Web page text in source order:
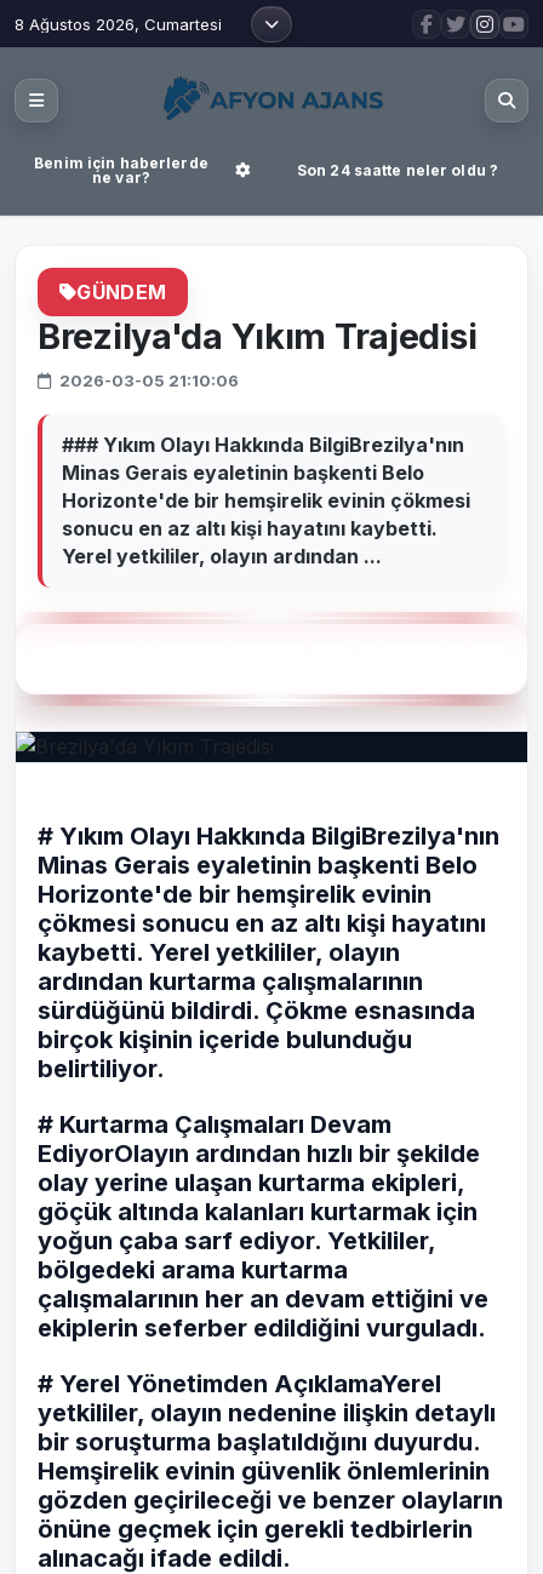
8 Ağustos 2026, Cumartesi
Benim için haberlerde
ne var?
Son 24 saatte neler oldu ?
GÜNDEM
Brezilya'da Yıkım Trajedisi
2026-03-05 21:10:06
### Yıkım Olayı Hakkında BilgiBrezilya'nın
Minas Gerais eyaletinin başkenti Belo
Horizonte'de bir hemşirelik evinin çökmesi
sonucu en az altı kişi hayatını kaybetti.
Yerel yetkililer, olayın ardından ...
# Yıkım Olayı Hakkında BilgiBrezilya'nın
Minas Gerais eyaletinin başkenti Belo
Horizonte'de bir hemşirelik evinin
çökmesi sonucu en az altı kişi hayatını
kaybetti. Yerel yetkililer, olayın
ardından kurtarma çalışmalarının
sürdüğünü bildirdi. Çökme esnasında
birçok kişinin içeride bulunduğu
belirtiliyor.
# Kurtarma Çalışmaları Devam
EdiyorOlayın ardından hızlı bir şekilde
olay yerine ulaşan kurtarma ekipleri,
göçük altında kalanları kurtarmak için
yoğun çaba sarf ediyor. Yetkililer,
bölgedeki arama kurtarma
çalışmalarının her an devam ettiğini ve
ekiplerin seferber edildiğini vurguladı.
# Yerel Yönetimden AçıklamaYerel
yetkililer, olayın nedenine ilişkin detaylı
bir soruşturma başlatıldığını duyurdu.
Hemşirelik evinin güvenlik önlemlerinin
gözden geçirileceği ve benzer olayların
önüne geçmek için gerekli tedbirlerin
alınacağı ifade edildi.